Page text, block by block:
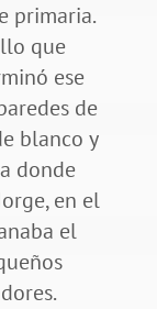
primaria.
que
ese
de
blanco y
donde
en el
el